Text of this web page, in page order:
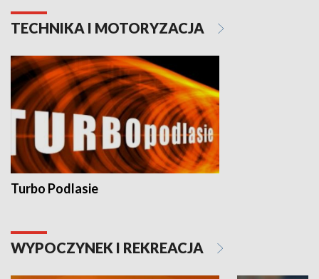
TECHNIKA I MOTORYZACJA
Turbo Podlasie
WYPOCZYNEK I REKREACJA